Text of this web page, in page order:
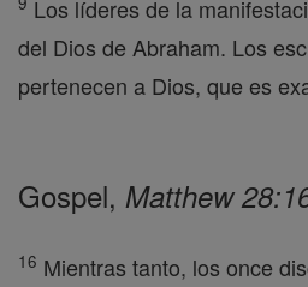
Los líderes de la
del Dios de Abraham. Los
pertenecen a Dios, que es
Gospel, Matthew
16 Mientras tanto, los once